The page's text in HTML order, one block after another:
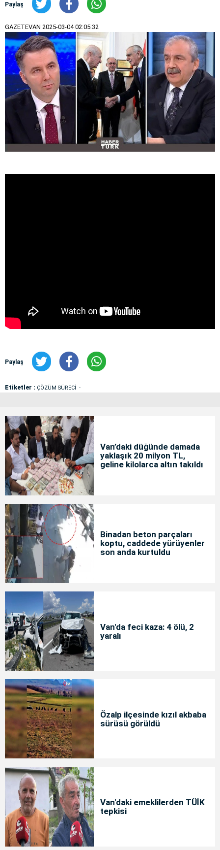
Paylaş
GAZETEVAN 2025-03-04 02:05:32
Paylaş
Etiketler : ÇÖZÜM SÜRECİ
Van’daki düğünde damada
yaklaşık 20 milyon TL,
geline kilolarca altın takıldı
Binadan beton parçaları
koptu, caddede yürüyenler
son anda kurtuldu
Van'da feci kaza: 4 ölü, 2
yaralı
Özalp ilçesinde kızıl akbaba
sürüsü görüldü
Van'daki emeklilerden TÜİK
tepkisi